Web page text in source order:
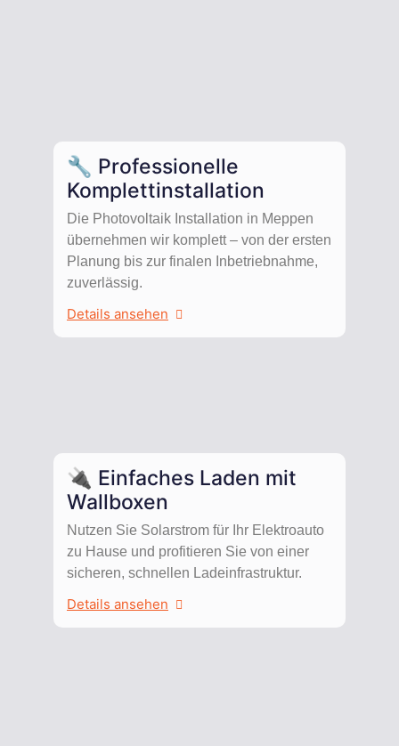
🔧 Professionelle
Komplettinstallation
Die Photovoltaik Installation in Meppen
übernehmen wir komplett – von der ersten
Planung bis zur finalen Inbetriebnahme,
zuverlässig.
Details ansehen
🔌 Einfaches Laden mit
Wallboxen
Nutzen Sie Solarstrom für Ihr Elektroauto
zu Hause und profitieren Sie von einer
sicheren, schnellen Ladeinfrastruktur.
Details ansehen